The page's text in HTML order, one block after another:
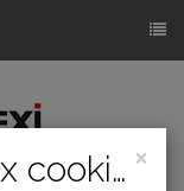
×
Politique relative aux cookies